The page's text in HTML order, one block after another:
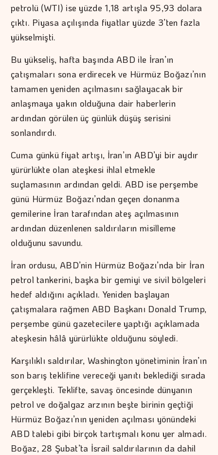
petrolü (WTI) ise yüzde 1,18 artışla 95,93 dolara
çıktı. Piyasa açılışında fiyatlar yüzde 3’ten fazla
yükselmişti.
Bu yükseliş, hafta başında ABD ile İran’ın
çatışmaları sona erdirecek ve Hürmüz Boğazı’nın
tamamen yeniden açılmasını sağlayacak bir
anlaşmaya yakın olduğuna dair haberlerin
ardından görülen üç günlük düşüş serisini
sonlandırdı.
Cuma günkü fiyat artışı, İran’ın ABD’yi bir aydır
yürürlükte olan ateşkesi ihlal etmekle
suçlamasının ardından geldi. ABD ise perşembe
günü Hürmüz Boğazı’ndan geçen donanma
gemilerine İran tarafından ateş açılmasının
ardından düzenlenen saldırıların misilleme
olduğunu savundu.
İran ordusu, ABD’nin Hürmüz Boğazı’nda bir İran
petrol tankerini, başka bir gemiyi ve sivil bölgeleri
hedef aldığını açıkladı. Yeniden başlayan
çatışmalara rağmen ABD Başkanı Donald Trump,
perşembe günü gazetecilere yaptığı açıklamada
ateşkesin hâlâ yürürlükte olduğunu söyledi.
Karşılıklı saldırılar, Washington yönetiminin İran’ın
son barış teklifine vereceği yanıtı beklediği sırada
gerçekleşti. Teklifte, savaş öncesinde dünyanın
petrol ve doğalgaz arzının beşte birinin geçtiği
Hürmüz Boğazı’nın yeniden açılması yönündeki
ABD talebi gibi birçok tartışmalı konu yer almadı.
Boğaz, 28 Şubat’ta İsrail saldırılarının da dahil